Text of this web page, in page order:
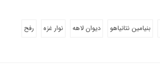
بنیامین نتانیاهو دیوان لاهه نوار غزه رفح